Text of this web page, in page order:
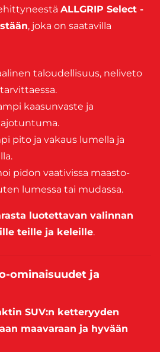
ALLGRIP Select -
, joka on saatavilla
taloudellisuus, neliveto
kaasunvaste ja
pito ja vakaus lumella ja
pidon vaativissa maasto-
lumessa tai mudassa.
luotettavan valinnan
teille ja keleille.
ominaisuudet ja
SUV:n ketteryyden
maavaraan ja hyvään